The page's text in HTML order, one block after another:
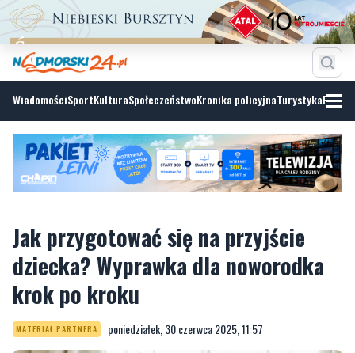
WiadomościSportKulturaSpołeczeństwoKronika policyjnaTurystyka
Jak przygotować się na przyjście
krok po kroku
MATERIAŁ PARTNERA poniedziałek, 30 czerwca 2025, 11:57